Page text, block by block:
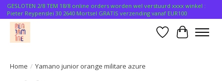
GESLOTEN 2/8 TEM 18/8 online orders worden wel verstuurd xxxx winkel :
Pieter Reypenslei 30 2640 Mortsel GRATIS verzending vanaf EUR100
Verlanglijst
Home / Yamano junior orange militare azure